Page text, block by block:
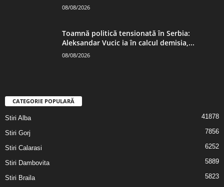
08/08/2026
Toamnă politică tensionată în Serbia:
Aleksandar Vucic ia în calcul demisia,...
08/08/2026
CATEGORIE POPULARĂ
Stiri Alba 41878
Stiri Gorj 7856
Stiri Calarasi 6252
Stiri Dambovita 5889
Stiri Braila 5823